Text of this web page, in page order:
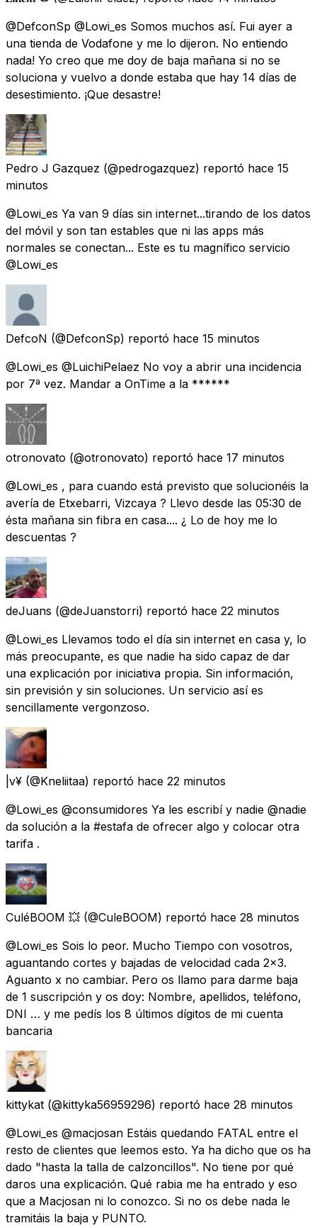
@DefconSp @Lowi_es Somos muchos así. Fui ayer a
una tienda de Vodafone y me lo dijeron. No entiendo
nada! Yo creo que me doy de baja mañana si no se
soluciona y vuelvo a donde estaba que hay 14 días de
desestimiento. ¡Que desastre!
Pedro J Gazquez (@pedrogazquez) reportó hace 15
minutos
@Lowi_es Ya van 9 días sin internet...tirando de los datos
del móvil y son tan estables que ni las apps más
normales se conectan... Este es tu magnífico servicio
@Lowi_es
DefcoN (@DefconSp) reportó hace 15 minutos
@Lowi_es @LuichiPelaez No voy a abrir una incidencia
por 7ª vez. Mandar a OnTime a la ******
otronovato (@otronovato) reportó hace 17 minutos
@Lowi_es , para cuando está previsto que solucionéis la
avería de Etxebarri, Vizcaya ? Llevo desde las 05:30 de
ésta mañana sin fibra en casa.... ¿ Lo de hoy me lo
descuentas ?
deJuans (@deJuanstorri) reportó hace 22 minutos
@Lowi_es Llevamos todo el día sin internet en casa y, lo
más preocupante, es que nadie ha sido capaz de dar
una explicación por iniciativa propia. Sin información,
sin previsión y sin soluciones. Un servicio así es
sencillamente vergonzoso.
|v¥ (@Kneliitaa) reportó hace 22 minutos
@Lowi_es @consumidores Ya les escribí y nadie @nadie
da solución a la #estafa de ofrecer algo y colocar otra
tarifa .
CuléBOOM 💥 (@CuleBOOM) reportó hace 28 minutos
@Lowi_es Sois lo peor. Mucho Tiempo con vosotros,
aguantando cortes y bajadas de velocidad cada 2x3.
Aguanto x no cambiar. Pero os llamo para darme baja
de 1 suscripción y os doy: Nombre, apellidos, teléfono,
DNI … y me pedís los 8 últimos dígitos de mi cuenta
bancaria
kittykat (@kittyka56959296) reportó hace 28 minutos
@Lowi_es @macjosan Estáis quedando FATAL entre el
resto de clientes que leemos esto. Ya ha dicho que os ha
dado "hasta la talla de calzoncillos". No tiene por qué
daros una explicación. Qué rabia me ha entrado y eso
que a Macjosan ni lo conozco. Si no os debe nada le
tramitáis la baja y PUNTO.